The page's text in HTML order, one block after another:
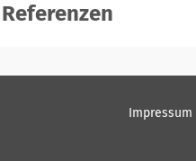
Referenzen
Impressum